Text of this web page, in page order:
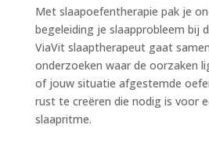
Met slaapoefentherapie pak je
begeleiding je slaapprobleem bij
ViaVit slaaptherapeut gaat
onderzoeken waar de oorzaken
of jouw situatie afgestemde
rust te creëren die nodig is voor
slaapritme.